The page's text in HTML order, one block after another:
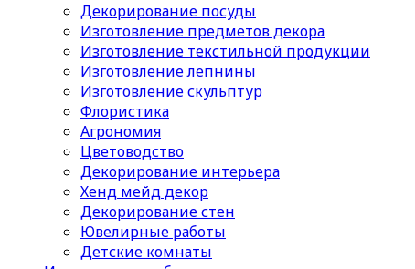
Декорирование посуды
Изготовление предметов декора
Изготовление текстильной продукции
Изготовление лепнины
Изготовление скульптур
Флористика
Агрономия
Цветоводство
Декорирование интерьера
Хенд мейд декор
Декорирование стен
Ювелирные работы
Детские комнаты